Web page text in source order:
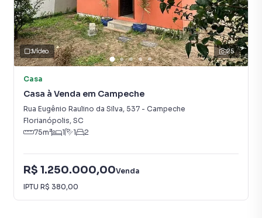
25
Vídeo
Casa
Casa à Venda em Campeche
Rua Eugênio Raulino da Silva, 537 - Campeche
Florianópolis, SC
75m² 1 1 2
R$ 1.250.000,00Venda
IPTU R$ 380,00